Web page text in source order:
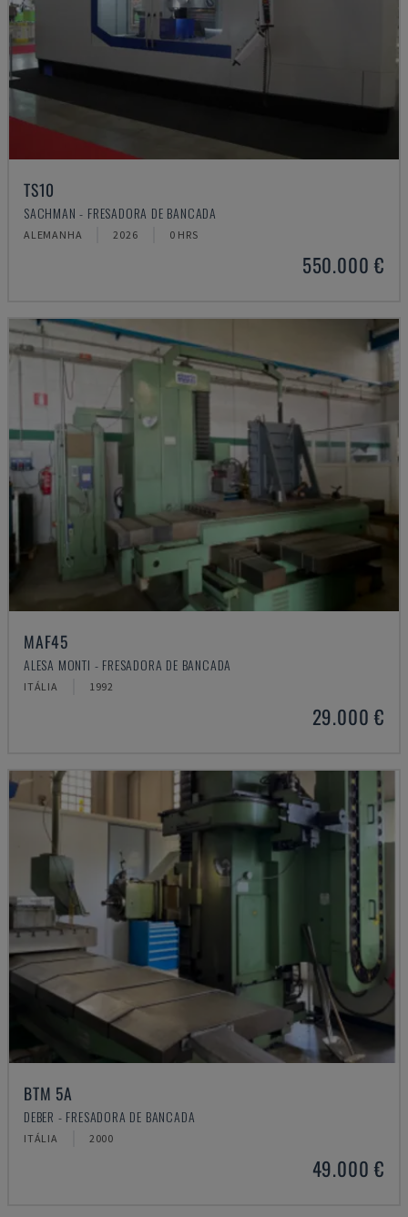
TS10
SACHMAN - FRESADORA DE BANCADA
ALEMANHA 2026 0 HRS
550.000 €
MAF45
ALESA MONTI - FRESADORA DE BANCADA
ITÁLIA 1992
29.000 €
BTM 5A
DEBER - FRESADORA DE BANCADA
ITÁLIA 2000
49.000 €